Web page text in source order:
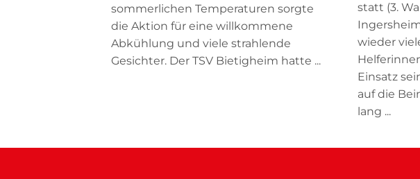
sommerlichen Temperaturen sorgte
die Aktion für eine willkommene
Abkühlung und viele strahlende
Gesichter. Der TSV Bietigheim hatte ...
statt (3.
wieder
Einsatz
auf die
lang ...